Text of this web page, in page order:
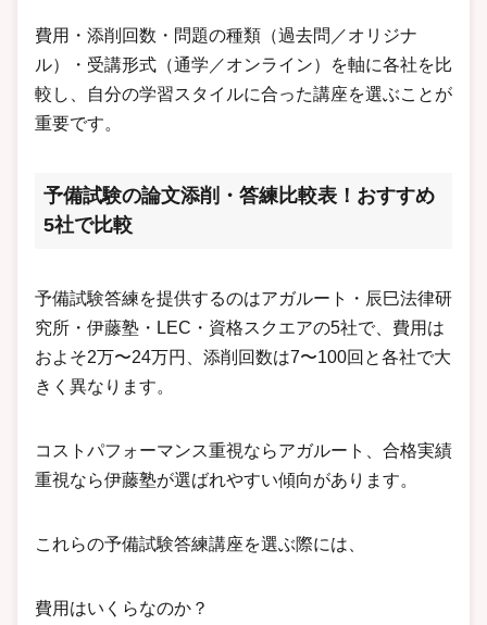
費用・添削回数・問題の種類（過去問／オリジナ
ル）・受講形式（通学／オンライン）を軸に各社を比
較し、自分の学習スタイルに合った講座を選ぶことが
重要です。
予備試験の論文添削・答練比較表！おすすめ
5社で比較
予備試験答練を提供するのはアガルート・辰巳法律研
究所・伊藤塾・LEC・資格スクエアの5社で、費用は
およそ2万〜24万円、添削回数は7〜100回と各社で大
きく異なります。
コストパフォーマンス重視ならアガルート、合格実績
重視なら伊藤塾が選ばれやすい傾向があります。
これらの予備試験答練講座を選ぶ際には、
費用はいくらなのか？